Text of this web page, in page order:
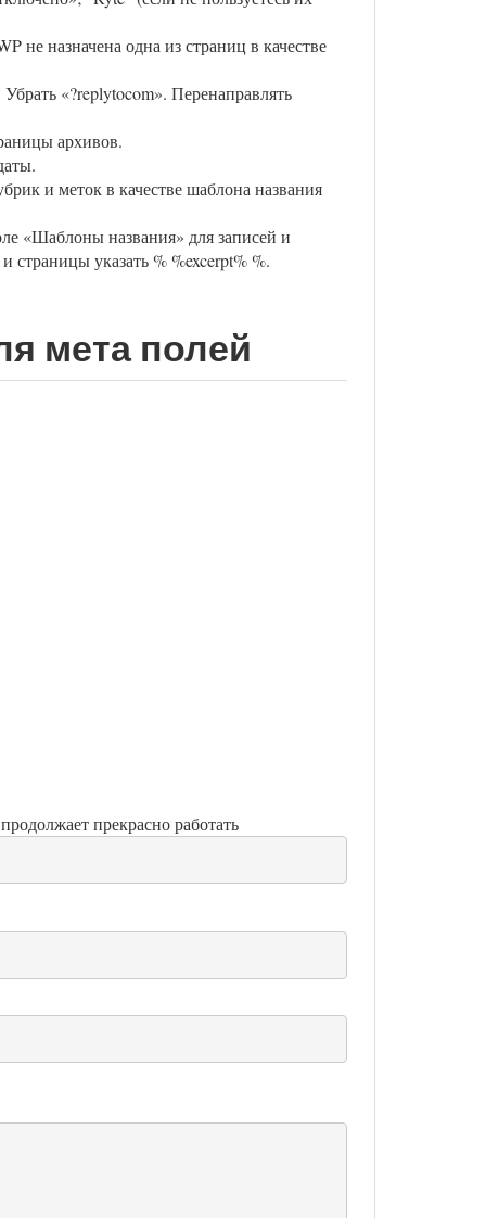
не назначена одна из страниц в качестве
Убрать «?replytocom». Перенаправлять
архивов.
и меток в качестве шаблона названия
«Шаблоны названия» для записей и
страницы указать % %excerpt% %.
мета полей
прекрасно работать